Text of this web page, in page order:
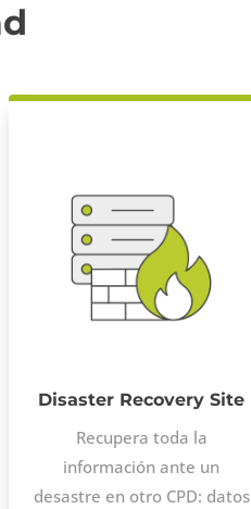
Disaster Recovery Site
Recupera toda la
información ante un
desastre en otro CPD: datos